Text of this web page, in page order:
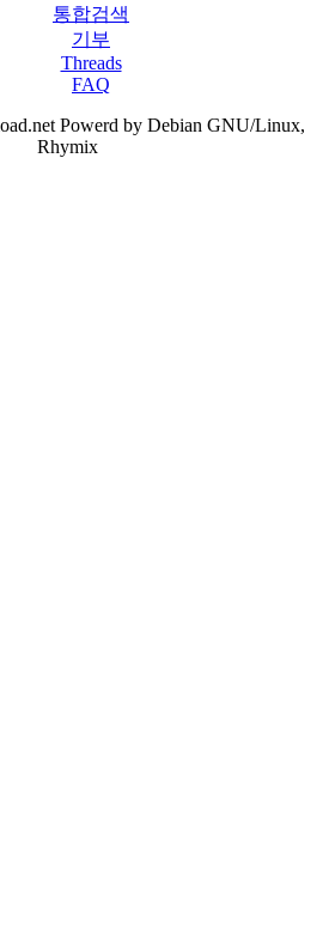
통합검색
기부
Threads
FAQ
Powerd by Debian GNU/Linux,
Rhymix